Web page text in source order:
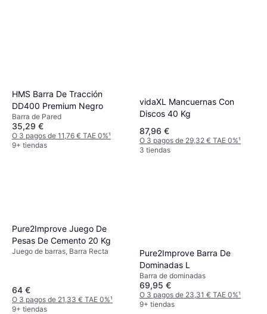
HMS Barra De Tracción
DD400 Premium Negro
Barra de Pared
35,29 €
O 3 pagos de 11,76 € TAE 0%¹
9+ tiendas
vidaXL Mancuernas Con
Discos 40 Kg
87,96 €
O 3 pagos de 29,32 € TAE 0%¹
3 tiendas
Pure2Improve Juego De
Pesas De Cemento 20 Kg
Juego de barras, Barra Recta
64 €
O 3 pagos de 21,33 € TAE 0%¹
9+ tiendas
Pure2Improve Barra De
Dominadas L
Barra de dominadas
69,95 €
O 3 pagos de 23,31 € TAE 0%¹
9+ tiendas